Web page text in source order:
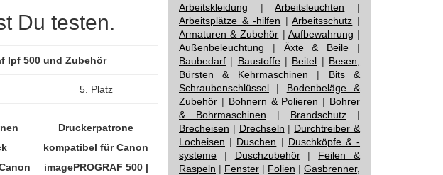
Du testen.
Ipf 500 und Zubehör
5. Platz
Druckerpatrone
kompatibel für Canon
imagePROGRAF 500 |
Arbeitskleidung |Arbeitsleuchten |
Arbeitsplätze & -hilfen |Arbeitsschutz |
Armaturen & Zubehör | Aufbewahrung |
Außenbeleuchtung | Äxte & Beile |
Baubedarf | Baustoffe| Beitel | Besen,
Bürsten & Kehrmaschinen | Bits &
Schraubenschlüssel | Bodenbeläge &
Zubehör | Bohnern & Polieren | Bohrer
& Bohrmaschinen | Brandschutz |
Brecheisen | Drechseln | Durchtreiber &
Locheisen | Duschen | Duschköpfe & -
systeme | Duschzubehör| Feilen &
Raspeln | Fenster | Folien | Gasbrenner,